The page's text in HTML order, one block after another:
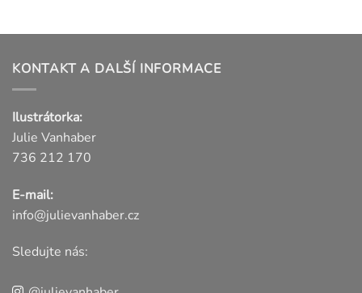
má
variant.
vybrat
na
stránce
produktu
má
variant.
KONTAKT A DALŠÍ INFORMACE
Ilustrátorka:
Julie Vanhaber
736 212 170
E-mail:
info@julievanhaber.cz
Sledujte nás: